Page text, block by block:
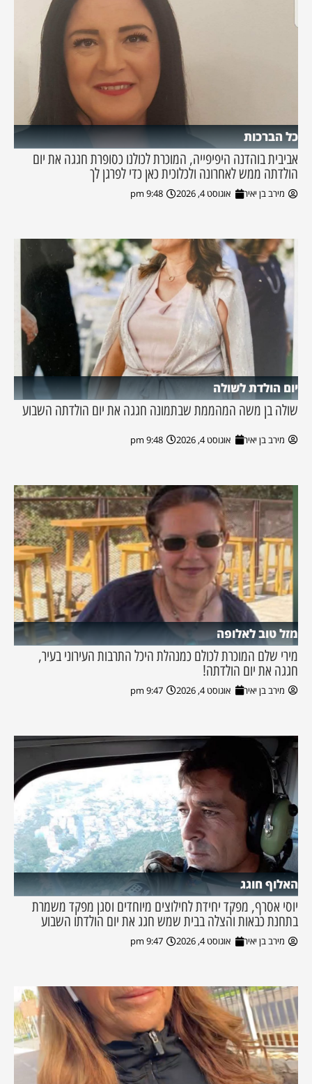
כל הברכות
אביבית בוהדנה היפיפייה, המוכרת לכולנו כסופרת חגגה את יום
הולדתה ממש לאחרונה ולכלוכית כאן כדי לפרגן לך
מירב בן יאיר אוגוסט 4, 2026 9:48 pm
יום הולדת לשולה
שולה בן משה המהממת שבתמונה חגגה את יום הולדתה השבוע
מירב בן יאיר אוגוסט 4, 2026 9:48 pm
מזל טוב לאלופה
מירי שלם המוכרת לכולם כמנהלת היכל התרבות העירוני בעיר,
חגגה את יום הולדתה!
מירב בן יאיר אוגוסט 4, 2026 9:47 pm
האלוף חוגג
יוסי אסרף, מפקד יחידת לחילוצים מיוחדים וסגן מפקד משמרת
בתחנת כבאות והצלה בבית שמש חגג את יום הולדתו השבוע
מירב בן יאיר אוגוסט 4, 2026 9:47 pm